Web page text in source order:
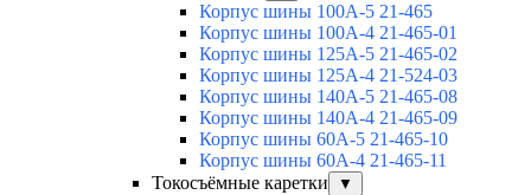
Корпус шины 100А-5 21-465
Корпус шины 100А-4 21-465-01
Корпус шины 125А-5 21-465-02
Корпус шины 125А-4 21-524-03
Корпус шины 140А-5 21-465-08
Корпус шины 140А-4 21-465-09
Корпус шины 60А-5 21-465-10
Корпус шины 60А-4 21-465-11
Токосъёмные каретки
▼